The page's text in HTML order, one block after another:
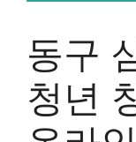
동구
청년